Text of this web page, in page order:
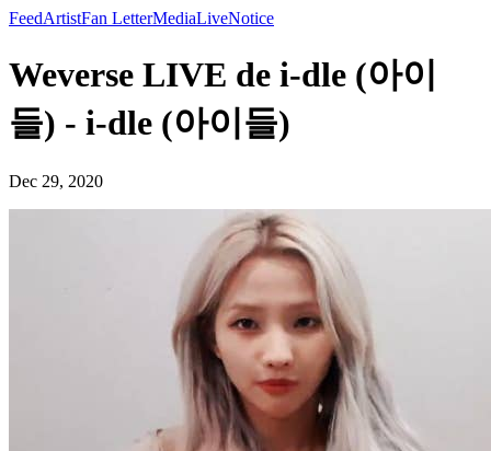
FeedArtistFan LetterMediaLiveNotice
Weverse LIVE de i-dle (아이
들) - i-dle (아이들)
Dec 29, 2020